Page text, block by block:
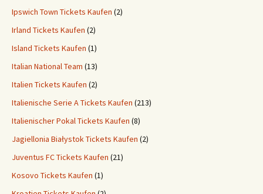
Ipswich Town Tickets Kaufen (2)
Irland Tickets Kaufen (2)
Island Tickets Kaufen (1)
Italian National Team (13)
Italien Tickets Kaufen (2)
Italienische Serie A Tickets Kaufen (213)
Italienischer Pokal Tickets Kaufen (8)
Jagiellonia Białystok Tickets Kaufen (2)
Juventus FC Tickets Kaufen (21)
Kosovo Tickets Kaufen (1)